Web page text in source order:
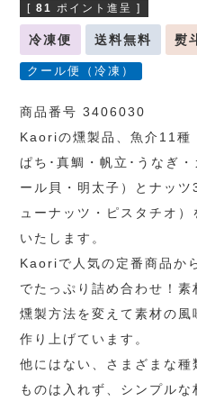
[ 81 ポイント進呈 ]
冷凍便 送料無料 熨
クール便（冷凍）
商品番号 3406030
Kaoriの燻製品、魚介11種
ぱち･真鯛・帆立･うなぎ
ール貝・明太子）とナッ
ューナッツ・ピスタチオ
いたします。
Kaoriで人気の定番商品か
でたっぷり詰め合わせ！素
燻製方法を変えて素材の
作り上げています。
他にはない、さまざまな
ものは入れず、シンプル